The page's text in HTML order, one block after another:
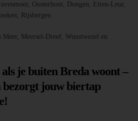
Oosterhout, Dongen, Etten-Leur,
Rijsbergen
Meer, Meersel-Dreef, Wuustwezel en
je buiten Breda woont –
jouw biertap